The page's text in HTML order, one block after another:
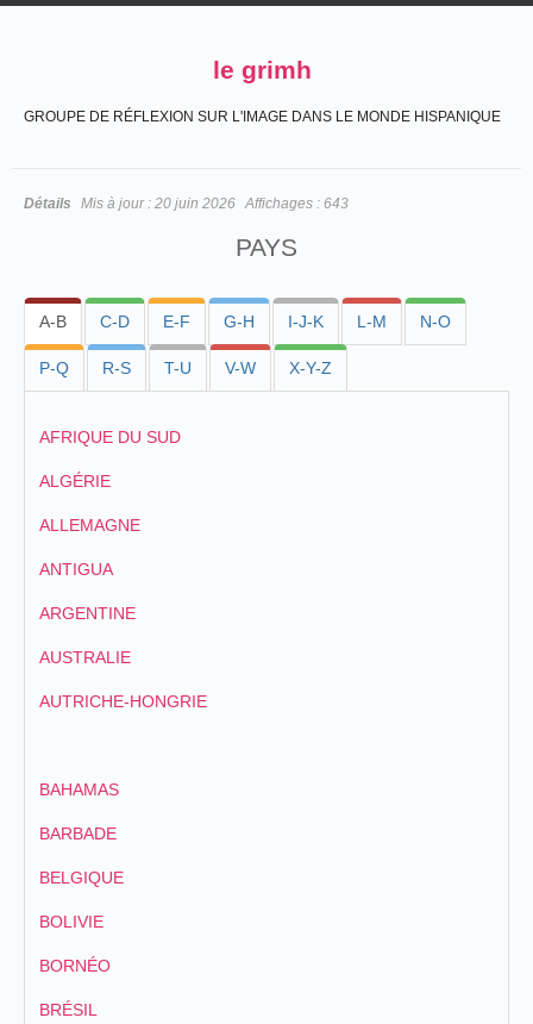
le grimh
GROUPE DE RÉFLEXION SUR L'IMAGE DANS LE MONDE HISPANIQUE
Détails Mis à jour : 20 juin 2026 Affichages : 643
PAYS
A-B C-D E-F G-H I-J-K L-M N-O
P-Q R-S T-U V-W X-Y-Z
AFRIQUE DU SUD
ALGÉRIE
ALLEMAGNE
ANTIGUA
ARGENTINE
AUSTRALIE
AUTRICHE-HONGRIE
BAHAMAS
BARBADE
BELGIQUE
BOLIVIE
BORNÉO
BRÉSIL